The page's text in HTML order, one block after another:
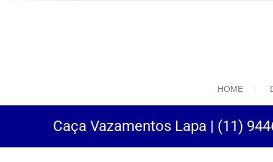
HOME
Caça Vazamentos Lapa | (11)